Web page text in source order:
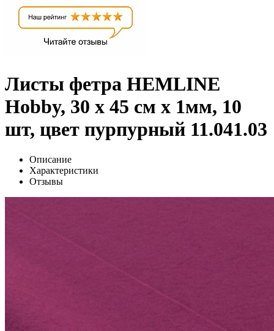
Листы фетра HEMLINE
Hobby, 30 х 45 см х 1мм, 10
шт, цвет пурпурный 11.041.03
Описание
Характеристики
Отзывы